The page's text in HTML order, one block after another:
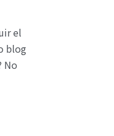
el
blog
No